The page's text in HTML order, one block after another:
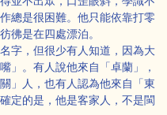
總是很困難。他只能依靠打零
彿是在四處漂泊。
字，但很少有人知道，因為大
」。有人說他來自「卓蘭」，
」人，也有人認為他來自「東
定的是，他是客家人，不是閩